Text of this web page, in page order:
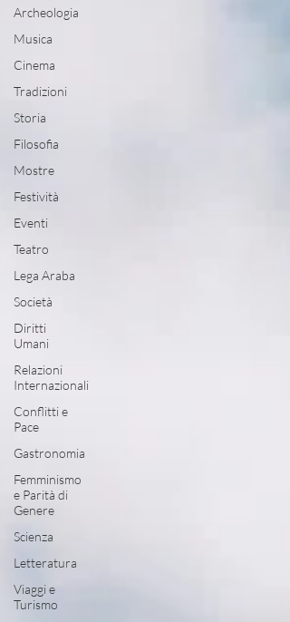
Archeologia
Musica
Cinema
Tradizioni
Storia
Filosofia
Mostre
Festività
Eventi
Teatro
Lega Araba
Società
Diritti
Umani
Relazioni
Internazionali
Conflitti e
Pace
Gastronomia
Femminismo
e Parità di
Genere
Scienza
Letteratura
Viaggi e
Turismo